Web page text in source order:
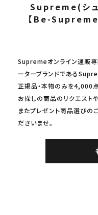
Supreme(シュ
【Be-
Supremeオンライン通販専
ーターブランドである
正規品・本物のみを4,000
お探しの商品のリクエスト
またプレゼント商品選びの
ださいませ。